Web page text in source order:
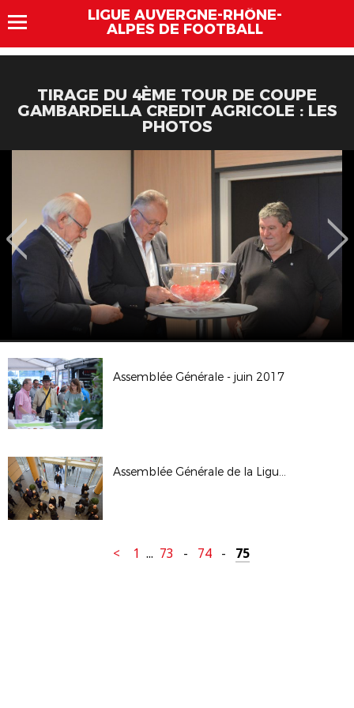
LIGUE AUVERGNE-RHÔNE-
ALPES DE FOOTBALL
TIRAGE DU 4ÈME TOUR DE COUPE
GAMBARDELLA CREDIT AGRICOLE : LES
PHOTOS
Assemblée Générale - juin 2017
Assemblée Générale de la Ligue - janv 2017
< 1 ... 73 - 74 - 75